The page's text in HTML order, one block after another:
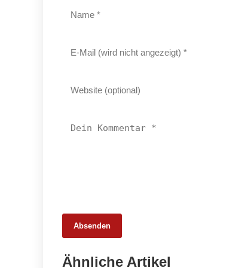
Absenden
Ähnliche Artikel
Weniger Tiere, mehr Schlachtungen: